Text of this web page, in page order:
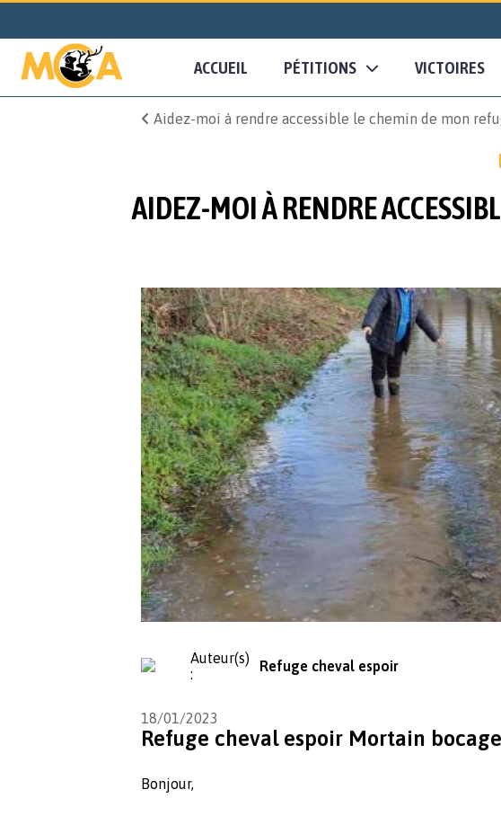
ACCUEIL PÉTITIONS VICTOIRES
Aidez-moi à rendre accessible le chemin de mon
AIDEZ-MOI À RENDRE
Auteur(s)
:
Refuge cheval espoir
18/01/2023
Refuge cheval espoir Mortain
Bonjour,